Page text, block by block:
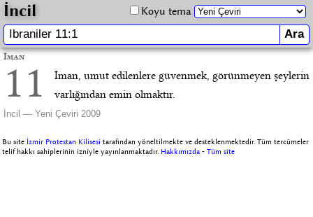
İncil Koyu tema
İman
11
İman, umut edilenlere güvenmek, görünmeyen şeylerin
varlığından emin olmaktır.
İncil — Yeni Çeviri 2009
Bu site İzmir Protestan Kilisesi tarafından yöneltilmekte ve desteklenmektedir. Tüm tercümeler
telif hakkı sahiplerinin izniyle yayınlanmaktadır. Hakkımızda -Tüm site